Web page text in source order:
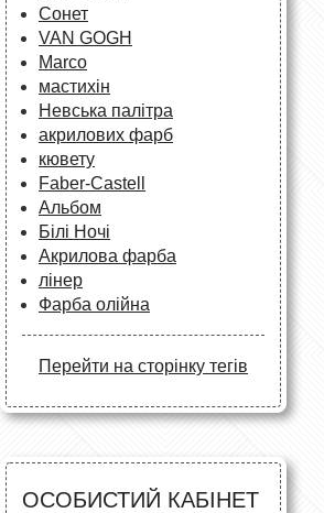
Сонет
VAN GOGH
Marco
мастихін
Невська палітра
акрилових фарб
кювету
Faber-Castell
Альбом
Білі Ночі
Акрилова фарба
лінер
Фарба олійна
Перейти на сторінку тегів
ОСОБИСТИЙ КАБІНЕТ